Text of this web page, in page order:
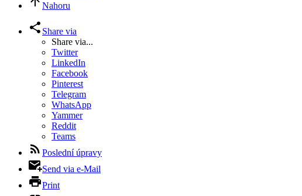
Nahoru
Share via
Share via...
Twitter
LinkedIn
Facebook
Pinterest
Telegram
WhatsApp
Yammer
Reddit
Teams
Poslední úpravy
Send via e-Mail
Print